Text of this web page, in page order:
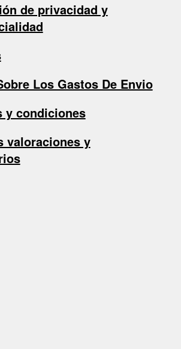
de privacidad y
Los Gastos De Envio
y condiciones
valoraciones y